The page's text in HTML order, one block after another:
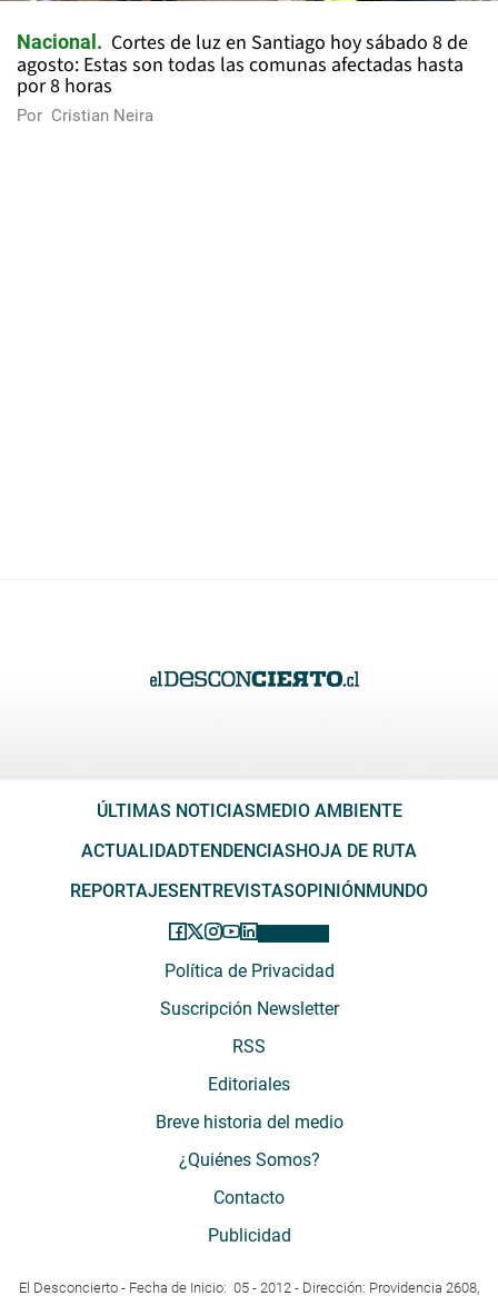
Nacional
Cortes de luz en Santiago hoy sábado 8 de
agosto: Estas son todas las comunas afectadas hasta
por 8 horas
Por Cristian Neira
ÚLTIMAS NOTICIASMEDIO AMBIENTE
ACTUALIDADTENDENCIASHOJA DE RUTA
REPORTAJESENTREVISTASOPINIÓNMUNDO
Política de Privacidad
Suscripción Newsletter
RSS
Editoriales
Breve historia del medio
¿Quiénes Somos?
Contacto
Publicidad
El Desconcierto - Fecha de Inicio: 05 - 2012 - Dirección: Providencia 2608,